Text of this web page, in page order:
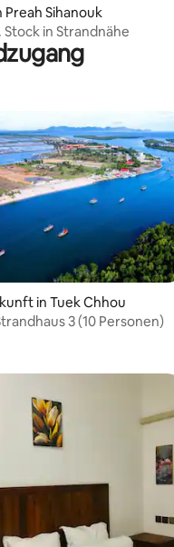
Preah Sihanouk
Stock in Strandnähe
in Tuek Chhou
3 (10 Personen)